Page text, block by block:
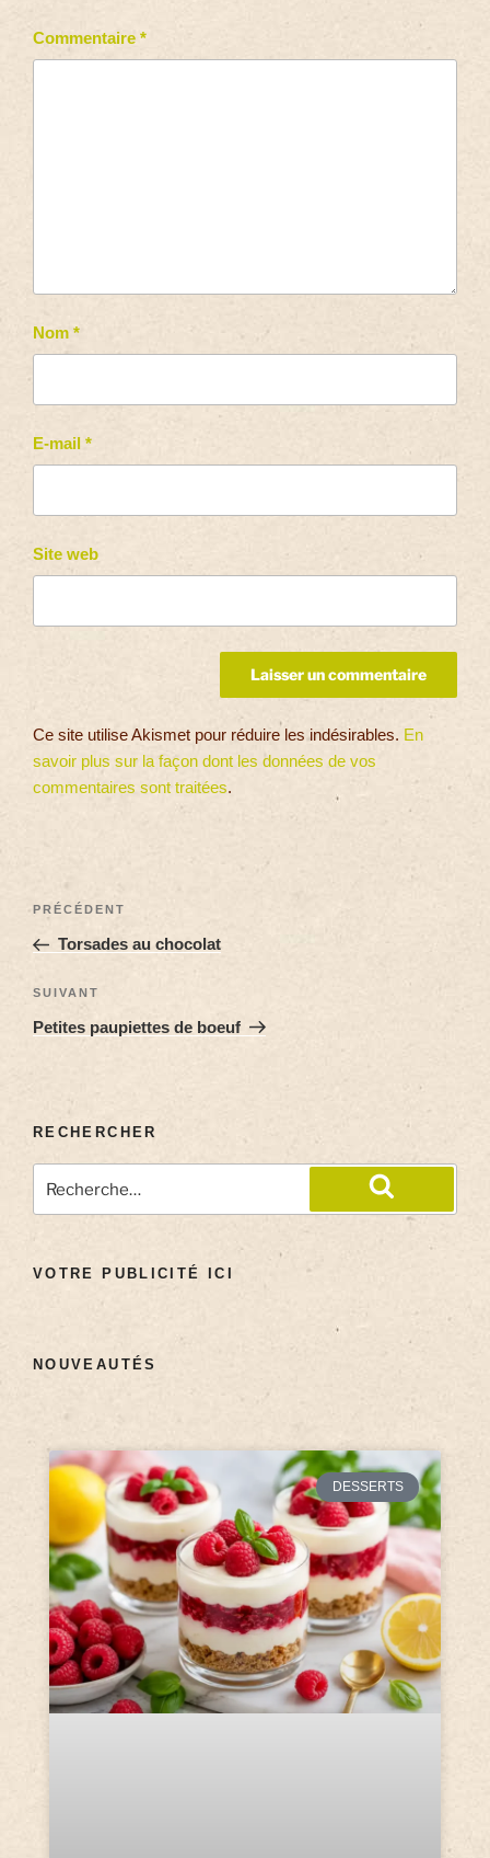
Commentaire *
Nom *
E-mail *
Site web
Ce site utilise Akismet pour réduire les indésirables. En
savoir plus sur la façon dont les données de vos
commentaires sont traitées.
PRÉCÉDENT
Torsades au chocolat
SUIVANT
Petites paupiettes de boeuf
RECHERCHER
VOTRE PUBLICITÉ ICI
NOUVEAUTÉS
DESSERTS